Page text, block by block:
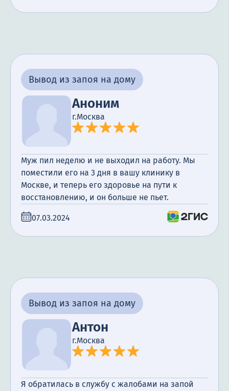
Вывод из запоя на дому
Аноним
г.Москва
Муж пил неделю и не выходил на работу. Мы
поместили его на 3 дня в вашу клинику в
Москве, и теперь его здоровье на пути к
восстановлению, и он больше не пьет.
07.03.2024
Вывод из запоя на дому
Антон
г.Москва
Я обратилась в службу с жалобами на запой